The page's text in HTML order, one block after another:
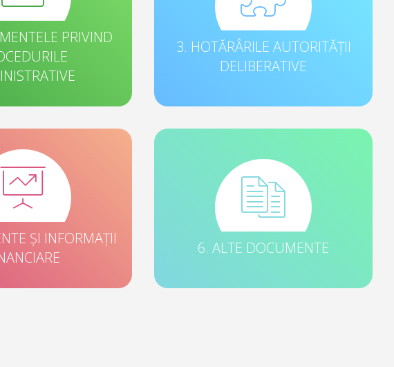
PRIVIND
3. HOTĂRÂRILE AUTORITĂȚII
DELIBERATIVE
ȘI INFORMAȚII
6. ALTE DOCUMENTE